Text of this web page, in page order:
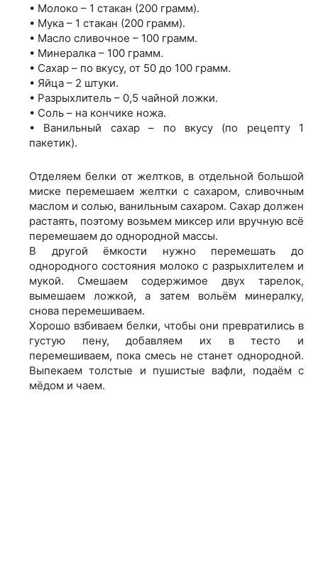
• Молоко – 1 стакан (200 грамм).
• Мука – 1 стакан (200 грамм).
• Масло сливочное – 100 грамм.
• Минералка – 100 грамм.
• Сахар – по вкусу, от 50 до 100 грамм.
• Яйца – 2 штуки.
• Разрыхлитель – 0,5 чайной ложки.
• Соль – на кончике ножа.
• Ванильный сахар – по вкусу (по рецепту 1
пакетик).
Отделяем белки от желтков, в отдельной большой
миске перемешаем желтки с сахаром, сливочным
маслом и солью, ванильным сахаром. Сахар должен
растаять, поэтому возьмем миксер или вручную всё
перемешаем до однородной массы.
В другой ёмкости нужно перемешать до
однородного состояния молоко с разрыхлителем и
мукой. Смешаем содержимое двух тарелок,
вымешаем ложкой, а затем вольём минералку,
снова перемешиваем.
Хорошо взбиваем белки, чтобы они превратились в
густую пену, добавляем их в тесто и
перемешиваем, пока смесь не станет однородной.
Выпекаем толстые и пушистые вафли, подаём с
мёдом и чаем.